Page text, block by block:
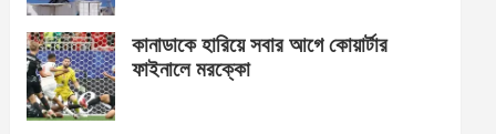
কানাডাকে হারিয়ে সবার আগে কোয়ার্টার
ফাইনালে মরক্কো